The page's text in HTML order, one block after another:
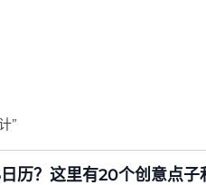
”
历？这里有20个创意点子